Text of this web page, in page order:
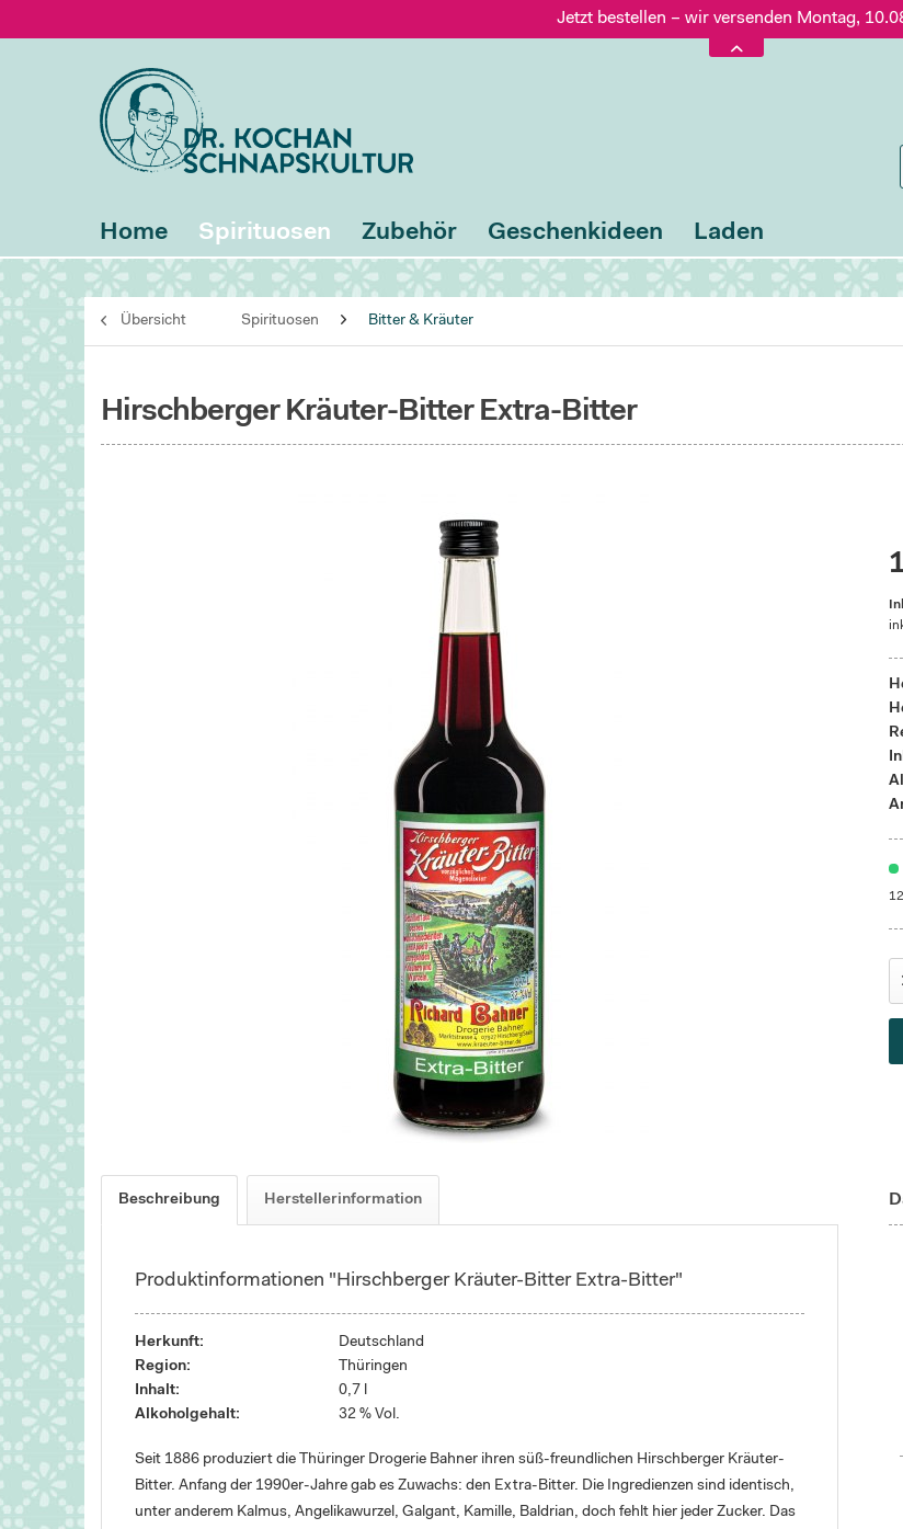
Jetzt bestellen – wir versenden Montag,
Versand nur 5,60 €, gratis ab 95 €
Jetzt bestellen – wir versenden Montag,
Home Spirituosen Zubehör Geschenkideen Laden
Übersicht Spirituosen Bitter & Kräuter
Hirschberger Kräuter-Bitter Extra-Bitter
Beschreibung Herstellerinformation
Produktinformationen "Hirschberger Kräuter-Bitter Extra-Bitter"
Herkunft:
Deutschland
Region:
Thüringen
Inhalt:
0,7 l
Alkoholgehalt:
32 % Vol.
Seit 1886 produziert die Thüringer Drogerie Bahner ihren süß-freundlichen Hirschberger Kräuter-
Bitter. Anfang der 1990er-Jahre gab es Zuwachs: den Extra-Bitter. Die Ingredienzen sind identisch,
unter anderem Kalmus, Angelikawurzel, Galgant, Kamille, Baldrian, doch fehlt hier jeder Zucker. Das